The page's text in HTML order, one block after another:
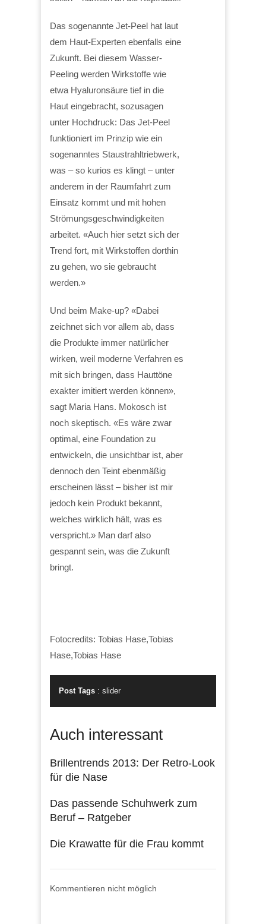
Das sogenannte Jet-Peel hat laut
dem Haut-Experten ebenfalls eine
Zukunft. Bei diesem Wasser-
Peeling werden Wirkstoffe wie
etwa Hyaluronsäure tief in die
Haut eingebracht, sozusagen
unter Hochdruck: Das Jet-Peel
funktioniert im Prinzip wie ein
sogenanntes Staustrahltriebwerk,
was – so kurios es klingt – unter
anderem in der Raumfahrt zum
Einsatz kommt und mit hohen
Strömungsgeschwindigkeiten
arbeitet. «Auch hier setzt sich der
Trend fort, mit Wirkstoffen dorthin
zu gehen, wo sie gebraucht
werden.»
Und beim Make-up? «Dabei
zeichnet sich vor allem ab, dass
die Produkte immer natürlicher
wirken, weil moderne Verfahren es
mit sich bringen, dass Hauttöne
exakter imitiert werden können»,
sagt Maria Hans. Mokosch ist
noch skeptisch. «Es wäre zwar
optimal, eine Foundation zu
entwickeln, die unsichtbar ist, aber
dennoch den Teint ebenmäßig
erscheinen lässt – bisher ist mir
jedoch kein Produkt bekannt,
welches wirklich hält, was es
verspricht.» Man darf also
gespannt sein, was die Zukunft
bringt.
Fotocredits: Tobias Hase,Tobias
Hase,Tobias Hase
Post Tags : slider
Auch interessant
Brillentrends 2013: Der Retro-Look
für die Nase
Das passende Schuhwerk zum
Beruf – Ratgeber
Die Krawatte für die Frau kommt
Kommentieren nicht möglich